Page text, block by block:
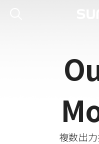
複数出